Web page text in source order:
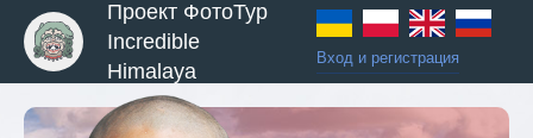
Проект ФотоТур
Incredible
Himalaya
Вход и регистрация